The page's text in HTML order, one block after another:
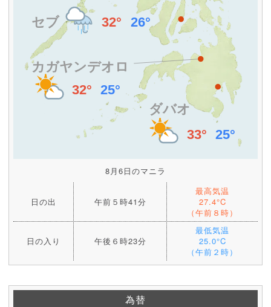
8月6日のマニラ
日の出 午前５時41分
最高気温
27.4°C
（午前８時）
日の入り 午後６時23分
最低気温
25.0°C
（午前２時）
為替